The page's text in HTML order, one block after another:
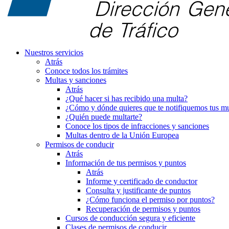
Nuestros servicios
Atrás
Conoce todos los trámites
Multas y sanciones
Atrás
¿Qué hacer si has recibido una multa?
¿Cómo y dónde quieres que te notifiquemos tus
¿Quién puede multarte?
Conoce los tipos de infracciones y sanciones
Multas dentro de la Unión Europea
Permisos de conducir
Atrás
Información de tus permisos y puntos
Atrás
Informe y certificado de conductor
Consulta y justificante de puntos
¿Cómo funciona el permiso por puntos?
Recuperación de permisos y puntos
Cursos de conducción segura y eficiente